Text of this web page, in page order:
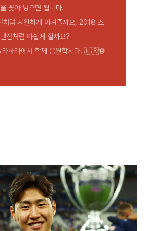
을 꽂아 넣으면 됩니다.
처럼 시원하게 이겨줄까요, 2018 스
전처럼 아쉽게 질까요?
라하라에서 함께 응원합시다. 🇰🇷⚽